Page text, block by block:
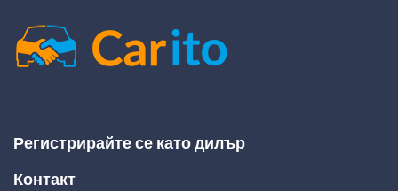
Регистрирайте се като дилър
Контакт